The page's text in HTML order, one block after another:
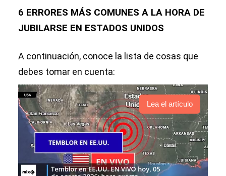
6 ERRORES MÁS COMUNES A LA HORA DE
JUBILARSE EN ESTADOS UNIDOS
A continuación, conoce la lista de cosas que
debes tomar en cuenta:
Lea el artículo